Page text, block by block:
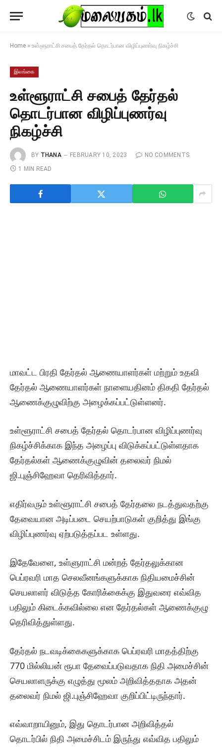
Home » உள்ளூராட்சி சபைத் தேர்தல் தொடர்பான விழிப்புணர்வு நிகழ்ச்சி
இலங்கை
உள்ளூராட்சி சபைத் தேர்தல்
தொடர்பான விழிப்புணர்வு
நிகழ்ச்சி
BY THANA FEBRUARY 10, 2023
NO COMMENTS
1 MIN READ
மாவட்ட பிரதி தேர்தல் ஆணையாளர்கள் மற்றும் உதவி
தேர்தல் ஆணையாளர்கள் நாளையதினம் திகதி தேர்தல்
ஆணைக்குழுவிற்கு அழைக்கப்பட்டுள்ளனர்.
உள்ளூராட்சி சபைத் தேர்தல் தொடர்பான விழிப்புணர்வு
நிகழ்ச்சிக்காக இந்த அழைப்பு விடுக்கப்பட்டுள்ளதாக
தேர்தல்கள் ஆணைக்குழுவின் தலைவர் நிமல்
ஜி.புஞ்சிஹேவா தெரிவித்தார்.
எதிர்வரும் உள்ளூராட்சி சபைத் தேர்தலை நடத்துவதற்கு
தேவையான அடிப்படை செயற்பாடுகள் குறித்து இங்கு
விழிப்புணர்வு ஏற்படுத்தப்பட உள்ளது.
இதேவேளை, உள்ளுராட்சி மன்றத் தேர்தலுக்கான
பெப்ரவரி மாத செலவீனங்களுக்காக நிதியமைச்சின்
செயலாளர் விடுத்த கோரிக்கைக்கு இதுவரை எவ்வித
பதிலும் கிடைக்கவில்லை என தேர்தல்கள் ஆணைக்குழு
தெரிவித்துள்ளது.
தேர்தல் நடவடிக்கைகளுக்காக பெப்ரவரி மாதத்திற்கு
770 மில்லியன் ரூபா தேவைப்படுவதாக நிதி அமைச்சின்
செயலாளருக்கு எழுத்து மூலம் அறிவித்ததாக அதன்
தலைவர் நிமல் ஜி.புஞ்சிஹேவா குறிப்பிட்டிருந்தார்.
எவ்வாறாயினும், இது தொடர்பான அறிவித்தல்
தொடர்பில் நிதி அமைச்சிடம் இருந்து எவ்வித பதிலும்